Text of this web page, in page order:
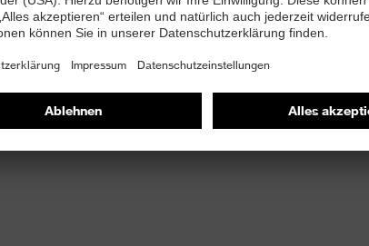
breiter für mehr Zehenfreiheit und optimale
biomechanische Erkenntnisse um und besteht aus
sehr guten, rutschhemmenden Eigenschaften, die
Einsatz auf Industrieböden